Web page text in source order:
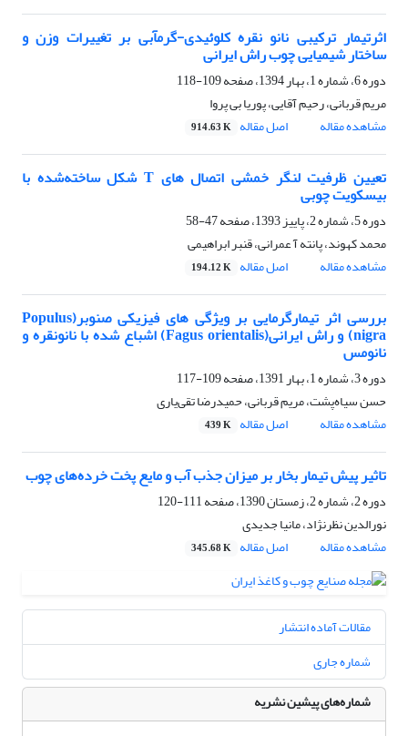
اثرتیمار ترکیبی نانو نقره کلوئیدی-گرمآبی بر تغییرات وزن و
ساختار شیمیایی ‌چوب‌ راش ایرانی
دوره 6، شماره 1، بهار 1394، صفحه
109-118
مریم قربانی، رحیم آقایی، پوریا بی پروا
مشاهده مقاله
اصل مقاله 914.63 K
تعیین ظرفیت لنگر خمشی اتصال های T شکل ساخته‌شده با
بیسکویت چوبی
دوره 5، شماره 2، پاییز 1393، صفحه
47-58
محمد کهوند، پانته آ عمرانی، قنبر ابراهیمی
مشاهده مقاله
اصل مقاله 194.12 K
بررسی اثر تیمار‌گرمایی بر ویژگی های فیزیکی صنوبر(Populus
nigra) و راش ایرانی(Fagus orientalis) اشباع شده با نانونقره و
نانومس
دوره 3، شماره 1، بهار 1391، صفحه
109-117
حسن سیاه‌پشت، مریم قربانی، حمید‌رضا تقی‌یاری
مشاهده مقاله
اصل مقاله 439 K
تاثیر پیش تیمار بخار بر میزان جذب آب و مایع پخت خرده‌های چوب
دوره 2، شماره 2، زمستان 1390، صفحه
111-120
نورالدین نظرنژاد، مانیا جدیدی
مشاهده مقاله
اصل مقاله 345.68 K
مقالات آماده انتشار
شماره جاری
شماره‌های پیشین نشریه